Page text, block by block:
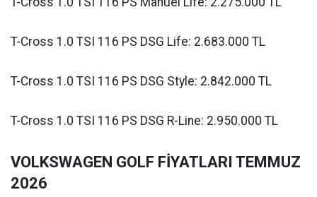
T-Cross 1.0 TSI 116 PS DSG Life: 2.683.000 TL
T-Cross 1.0 TSI 116 PS DSG Style: 2.842.000 TL
T-Cross 1.0 TSI 116 PS DSG R-Line: 2.950.000 TL
VOLKSWAGEN GOLF FİYATLARI TEMMUZ
2026